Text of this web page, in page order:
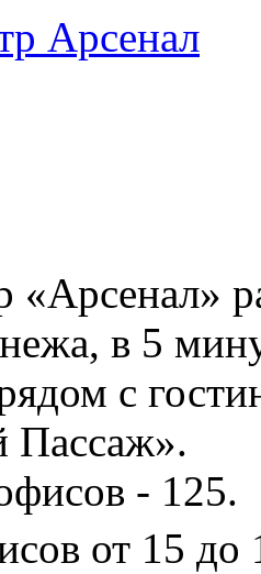
Арсенал
«Арсенал»
в 5
с
Пассаж».
- 125.
от 15 до